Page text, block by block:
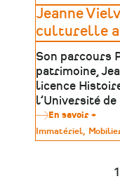
pour
Jeanne
culturelle
Son parcours
patrimoine,
licence
l’Université de
En savoir +
Musée
Type
de
Immatériel
1